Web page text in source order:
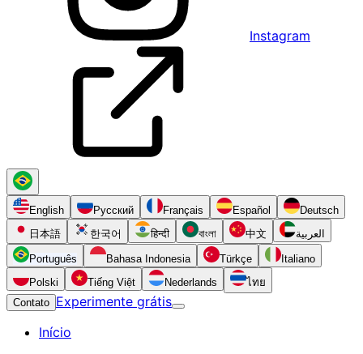
Instagram
English Русский Français Español
Deutsch
日本語
한국어 हिन्दी বাংলা 中文 العربية
Português Bahasa Indonesia Türkçe
Italiano
Polski
Tiếng Việt Nederlands
ไทย
Contato Experimente grátis
Início